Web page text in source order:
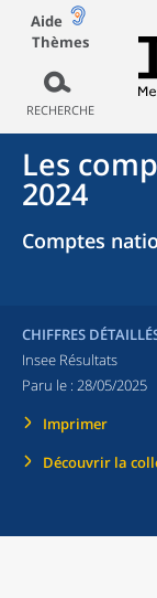
Aide
Thèmes
RECHERCHE
Les
2024
Comptes
CHIFFRES
Insee Résultats
Paru le : 28/05/2025
Imprimer
Découvrir la